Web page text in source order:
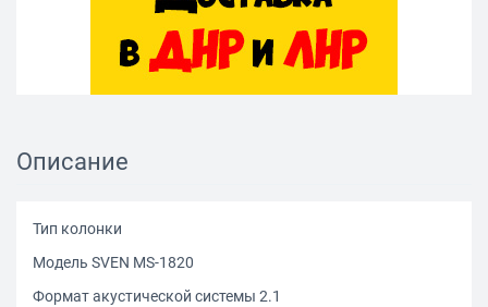
Описание
Тип колонки
Модель SVEN MS-1820
Формат акустической системы 2.1